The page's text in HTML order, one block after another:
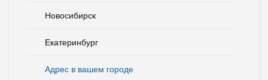
Новосибирск
Екатеринбург
Адрес в вашем городе